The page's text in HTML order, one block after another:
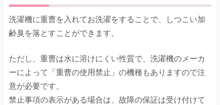
洗濯機に重曹を入れてお洗濯をすることで、しつこい加
齢臭を落とすことができます。
ただし、重曹は水に溶けにくい性質で、洗濯機のメーカ
ーによって「重曹の使用禁止」の機種もありますので注
意が必要です。
禁止事項の表示がある場合は、故障の保証は受け付けて